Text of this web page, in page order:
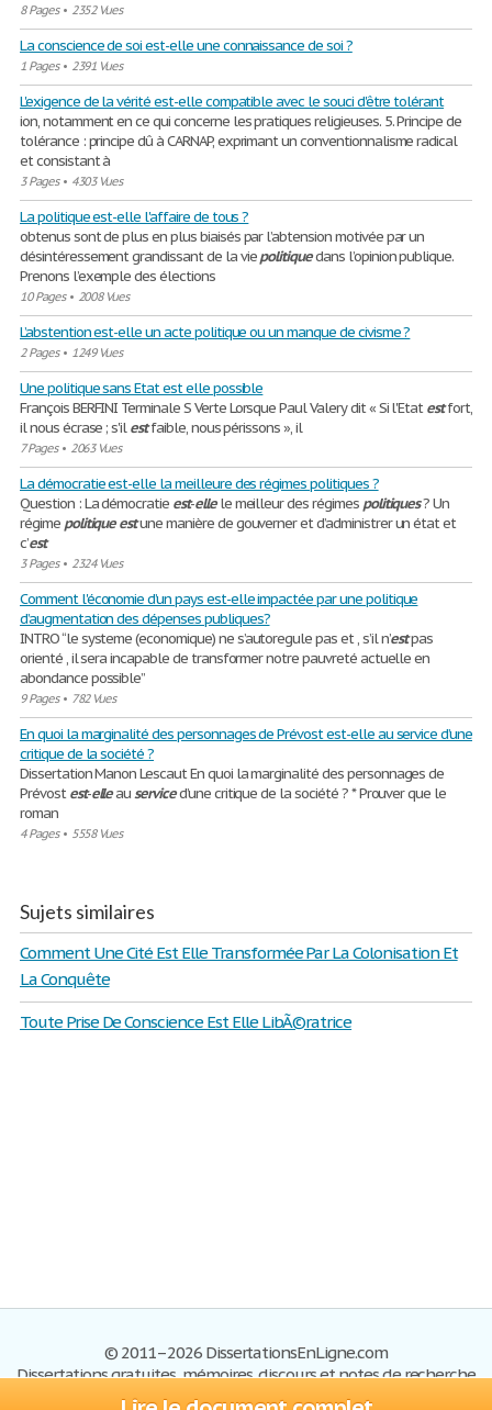
8 Pages• 2352 Vues
La conscience de soi est-elle une connaissance de soi ?
1 Pages• 2391 Vues
L'exigence de la vérité est-elle compatible avec le souci d'être tolérant
ion, notamment en ce qui concerne les pratiques religieuses. 5. Principe de
tolérance : principe dû à CARNAP, exprimant un conventionnalisme radical
et consistant à
3 Pages• 4303 Vues
La politique est-elle l'affaire de tous ?
obtenus sont de plus en plus biaisés par l’abtension motivée par un
désintéressement grandissant de la viepolitiquedans l’opinion publique.
Prenons l’exemple des élections
10 Pages• 2008 Vues
L’abstention est-elle un acte politique ou un manque de civisme ?
2 Pages• 1249 Vues
Une politique sans Etat est elle possible
François BERFINI Terminale S Verte Lorsque Paul Valery dit « Si l'Etatestfort,
il nous écrase ; s'ilestfaible, nous périssons », il
7 Pages• 2063 Vues
La démocratie est-elle la meilleure des régimes politiques ?
Question : La démocratie est-ellele meilleur des régimes politiques? Un
régime politique estune manière de gouverner et d’administrer un état et
c’est
3 Pages• 2324 Vues
Comment l'économie d’un pays est-elle impactée par une politique
d’augmentation des dépenses publiques?
INTRO “le systeme (economique) ne s’autoregule pas et , s’il n’estpas
orienté , il sera incapable de transformer notre pauvreté actuelle en
abondance possible”
9 Pages• 782 Vues
En quoi la marginalité des personnages de Prévost est-elle au service d’une
critique de la société ?
Dissertation Manon Lescaut En quoi la marginalité des personnages de
Prévostest-elleauserviced’une critique de la société ? * Prouver que le
roman
4 Pages• 5558 Vues
Sujets similaires
Comment Une Cité Est Elle Transformée Par La Colonisation Et
La Conquête
Toute Prise De Conscience Est Elle LibÃ©ratrice
© 2011–2026 DissertationsEnLigne.com
Dissertations gratuites, mémoires, discours et notes de recherche